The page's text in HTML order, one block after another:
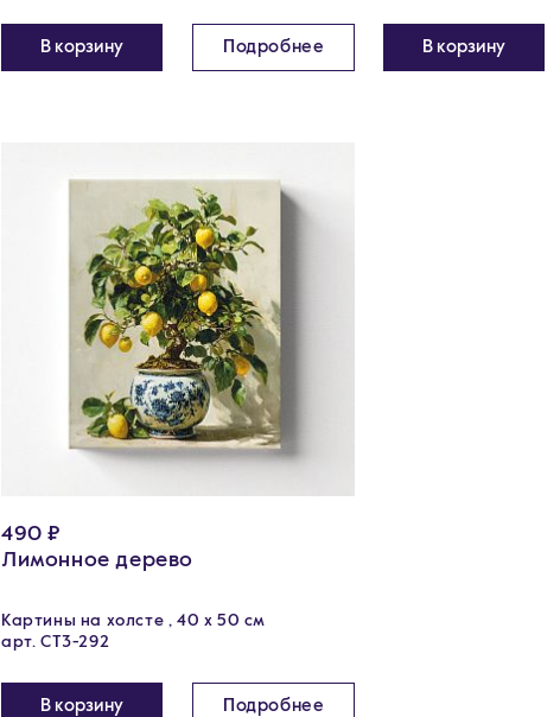
В корзину Подробнее В корзину
490 ₽
Лимонное дерево
Картины на холсте , 40 х 50 см
арт. CT3-292
В корзину Подробнее